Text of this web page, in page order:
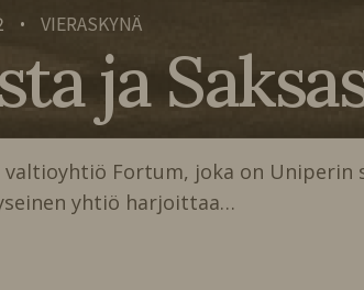
• VIERASKYNÄ
ja
Fortum, joka on Uniperin
yhtiö harjoittaa…